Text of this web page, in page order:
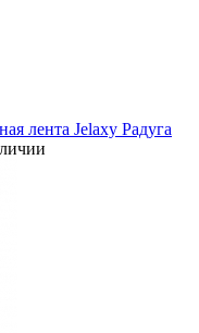
лента Jelaxy Радуга